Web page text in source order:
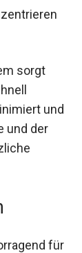
sorgt
und
und der
für